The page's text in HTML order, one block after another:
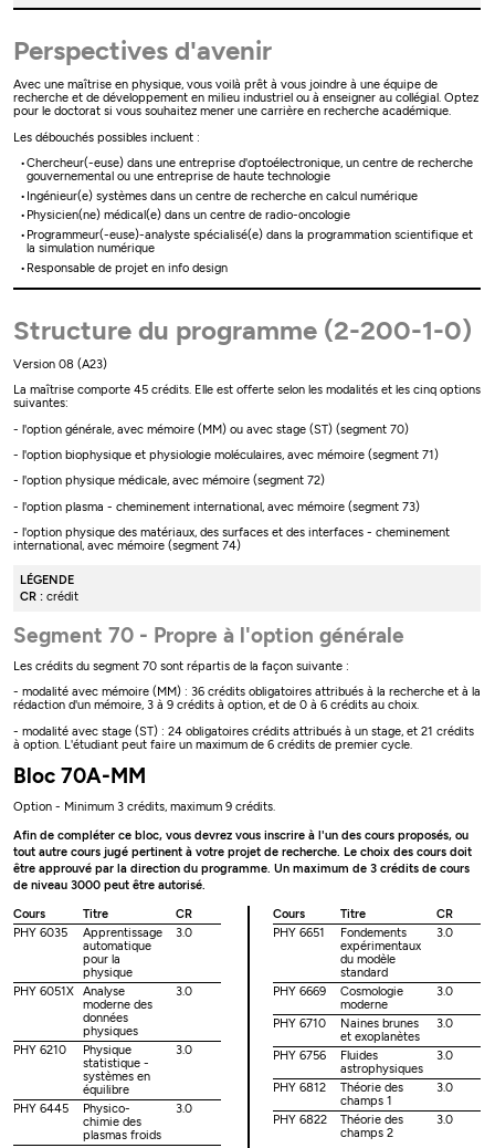
Perspectives d'avenir
Avec une maîtrise en physique, vous voilà prêt à vous joindre à une équipe de
recherche et de développement en milieu industriel ou à enseigner au collégial. Optez
pour le doctorat si vous souhaitez mener une carrière en recherche académique.
Les débouchés possibles incluent :
Chercheur(-euse) dans une entreprise d'optoélectronique, un centre de recherche
gouvernemental ou une entreprise de haute technologie
Ingénieur(e) systèmes dans un centre de recherche en calcul numérique
Physicien(ne) médical(e) dans un centre de radio-oncologie
Programmeur(-euse)-analyste spécialisé(e) dans la programmation scientifique et
la simulation numérique
Responsable de projet en info design
Structure du programme (2-200-1-0)
Version 08 (A23)
La maîtrise comporte 45 crédits. Elle est offerte selon les modalités et les cinq options
suivantes:
- l'option générale, avec mémoire (MM) ou avec stage (ST) (segment 70)
- l'option biophysique et physiologie moléculaires, avec mémoire (segment 71)
- l'option physique médicale, avec mémoire (segment 72)
- l'option plasma - cheminement international, avec mémoire (segment 73)
- l'option physique des matériaux, des surfaces et des interfaces - cheminement
international, avec mémoire (segment 74)
LÉGENDE
CR : crédit
Segment 70 - Propre à l'option générale
Les crédits du segment 70 sont répartis de la façon suivante :
- modalité avec mémoire (MM) : 36 crédits obligatoires attribués à la recherche et à la
rédaction d'un mémoire, 3 à 9 crédits à option, et de 0 à 6 crédits au choix.
- modalité avec stage (ST) : 24 obligatoires crédits attribués à un stage, et 21 crédits
à option. L'étudiant peut faire un maximum de 6 crédits de premier cycle.
Bloc 70A-MM
Option - Minimum 3 crédits, maximum 9 crédits.
Afin de compléter ce bloc, vous devrez vous inscrire à l'un des cours proposés, ou
tout autre cours jugé pertinent à votre projet de recherche. Le choix des cours doit
être approuvé par la direction du programme. Un maximum de 3 crédits de cours
de niveau 3000 peut être autorisé.
Cours Titre
CR
PHY 6035
Apprentissage
automatique
pour la
physique
3.0
PHY 6051X
Analyse
moderne des
données
physiques
3.0
PHY 6210
Physique
statistique -
systèmes en
équilibre
3.0
PHY 6445
Physico-
chimie des
plasmas froids
3.0
Cours Titre
CR
PHY 6651
Fondements
expérimentaux
du modèle
standard
3.0
PHY 6669
Cosmologie
moderne
3.0
PHY 6710
Naines brunes
et exoplanètes
3.0
PHY 6756
Fluides
astrophysiques
3.0
PHY 6812
Théorie des
champs 1
3.0
PHY 6822
Théorie des
champs 2
3.0